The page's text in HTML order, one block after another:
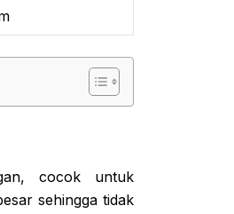
cocok untuk
sehingga tidak